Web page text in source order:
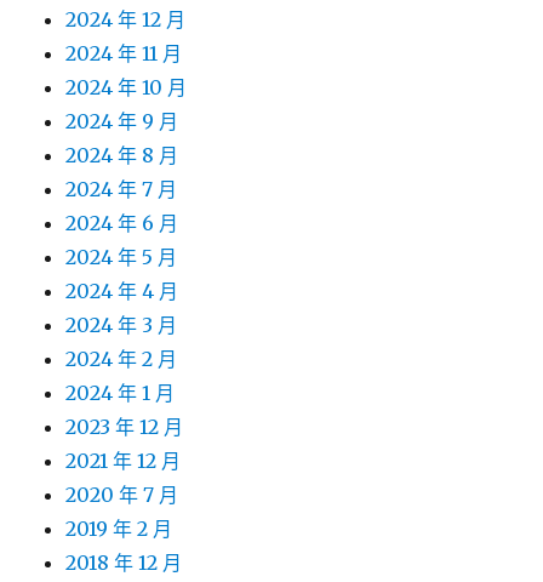
2024 年 12 月
2024 年 11 月
2024 年 10 月
2024 年 9 月
2024 年 8 月
2024 年 7 月
2024 年 6 月
2024 年 5 月
2024 年 4 月
2024 年 3 月
2024 年 2 月
2024 年 1 月
2023 年 12 月
2021 年 12 月
2020 年 7 月
2019 年 2 月
2018 年 12 月